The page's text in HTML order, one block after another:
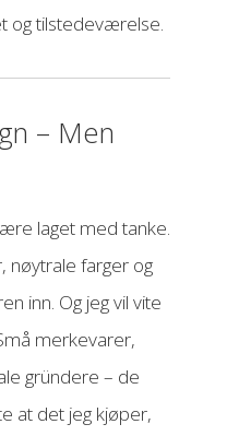
og tilstedeværelse.
– Men
laget med tanke.
nøytrale farger og
inn. Og jeg vil vite
merkevarer,
gründere – de
at det jeg kjøper,